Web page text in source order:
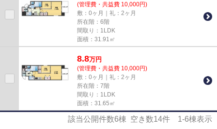
(管理費・共益費 10,000円)
敷：0ヶ月｜礼：2ヶ月
所在階：6階
間取り：1LDK
面積：31.91㎡
8.8万円
(管理費・共益費 10,000円)
敷：0ヶ月｜礼：2ヶ月
所在階：7階
間取り：1LDK
面積：31.65㎡
該当公開件数6棟 空き数14件 1-6棟表示